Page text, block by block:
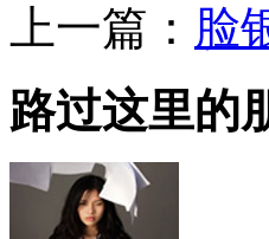
上一篇： 脸
路过这里的